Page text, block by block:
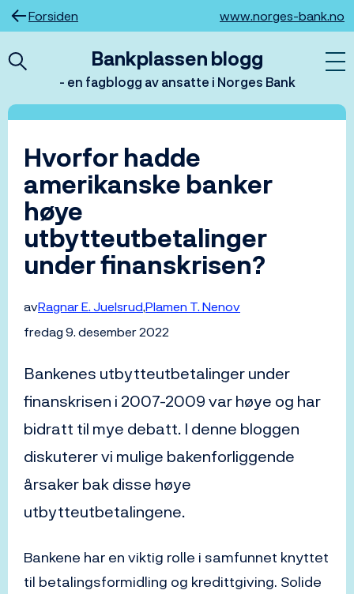
Hopp
til
Forsiden www.norges-bank.no
Bankplassen blogg
- en fagblogg av ansatte i Norges Bank
Hvorfor hadde
amerikanske banker
høye
utbytteutbetalinger
under finanskrisen?
avRagnar E. JuelsrudPlamen T. Nenov
fredag 9. desember 2022
Bankenes utbytteutbetalinger under
finanskrisen i 2007-2009 var høye og har
bidratt til mye debatt. I denne bloggen
diskuterer vi mulige bakenforliggende
årsaker bak disse høye
utbytteutbetalingene.
Bankene har en viktig rolle i samfunnet knyttet
til betalingsformidling og kredittgiving. Solide